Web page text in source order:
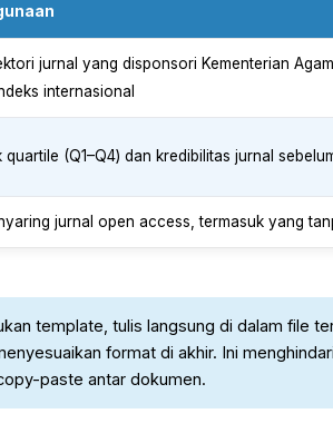
jurnal yang disponsori Kementerian
internasional
quartile (Q1–Q4) dan kredibilitas jurnal
jurnal open access, termasuk yang
template, tulis langsung di dalam file
format di akhir. Ini
paste antar dokumen.